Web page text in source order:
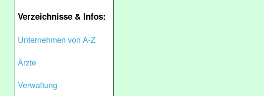
Verzeichnisse & Infos:
Unternehmen von A-Z
Ärzte
Verwaltung